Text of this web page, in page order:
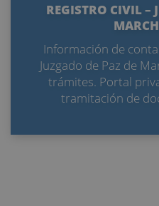
REGISTRO CIVIL –
Información de
Juzgado de Paz de
trámites. Portal
tramitación de